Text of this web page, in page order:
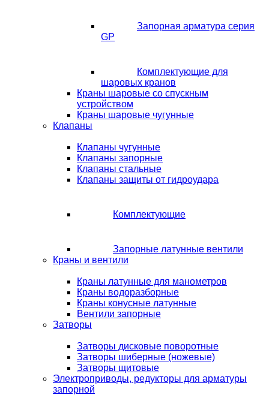
Запорная арматура серия
GP
Комплектующие для
шаровых кранов
Краны шаровые со спускным
устройством
Краны шаровые чугунные
Клапаны
Клапаны чугунные
Клапаны запорные
Клапаны стальные
Клапаны защиты от гидроудара
Комплектующие
Запорные латунные вентили
Краны и вентили
Краны латунные для манометров
Краны водоразборные
Краны конусные латунные
Вентили запорные
Затворы
Затворы дисковые поворотные
Затворы шиберные (ножевые)
Затворы щитовые
Электроприводы, редукторы для арматуры
запорной